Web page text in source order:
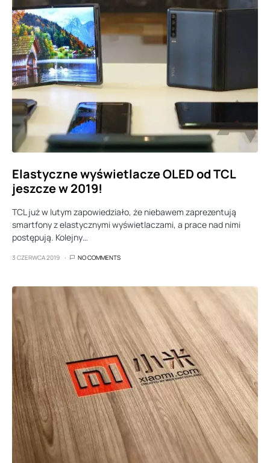
Elastyczne wyświetlacze OLED od TCL
jeszcze w 2019!
TCL już w lutym zapowiedziało, że niebawem zaprezentują
smartfony z elastycznymi wyświetlaczami, a prace nad nimi
postępują. Kolejny…
3 CZERWCA 2019 NO COMMENTS